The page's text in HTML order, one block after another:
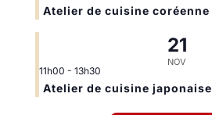
Atelier de cuisine coréenne
21
NOV
11h00 - 13h30
Atelier de cuisine japonaise